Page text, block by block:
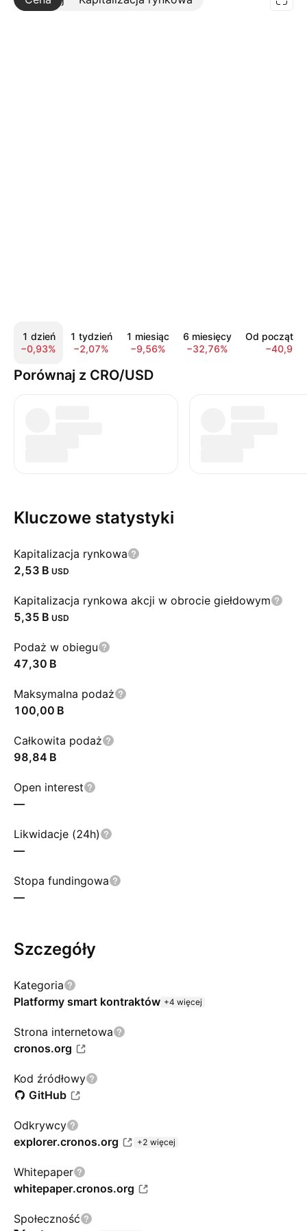
1 dzień
−0,93%
1 tydzień
−2,07%
1 miesiąc
−9,56%
6 miesięcy
−32,76%
Od początku
−40,98%
Porównaj z CRO/USD
Kluczowe statystyki
Kapitalizacja rynkowa
‪2,53 B‬ USD
Kapitalizacja rynkowa akcji w obrocie giełdowym
‪5,35 B‬ USD
Podaż w obiegu
‪47,30 B‬
Maksymalna podaż
‪100,00 B‬
Całkowita podaż
‪98,84 B‬
Open interest
—
Likwidacje (24h)
—
Stopa fundingowa
—
Szczegóły
Kategoria
Platformy smart kontraktów +4 więcej
Strona internetowa
cronos.org
Kod źródłowy
GitHub
Odkrywcy
explorer.cronos.org
+2 więcej
Whitepaper
whitepaper.cronos.org
Społeczność